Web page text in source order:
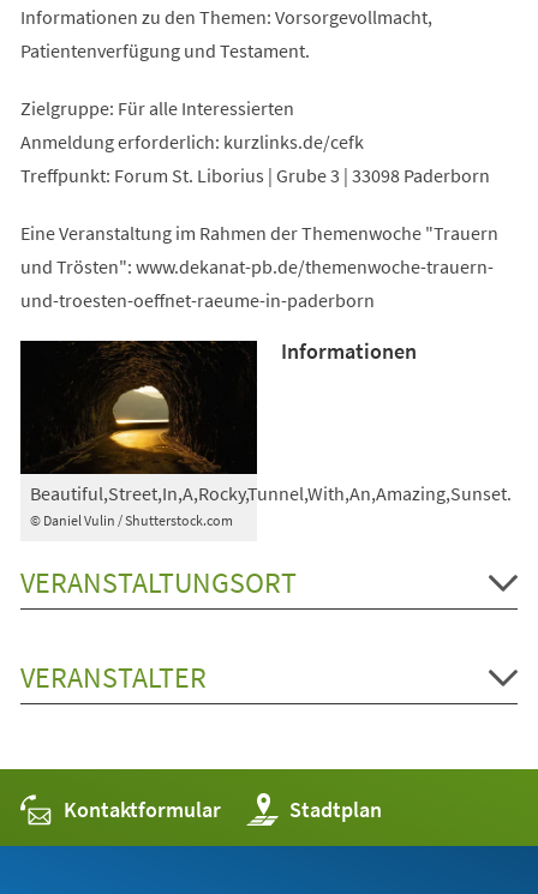
Informationen zu den Themen: Vorsorgevollmacht,
Patientenverfügung und Testament.
Zielgruppe: Für alle Interessierten
Anmeldung erforderlich: kurzlinks.de/cefk
Treffpunkt: Forum St. Liborius | Grube 3 | 33098 Paderborn
Eine Veranstaltung im Rahmen der Themenwoche "Trauern
und Trösten": www.dekanat-pb.de/themenwoche-trauern-
und-troesten-oeffnet-raeume-in-paderborn
© Daniel Vulin / Shutterstock.com
Beautiful,Street,In,A,Rocky,Tunnel,With,An,Amazing,Sunset.
Informationen
VERANSTALTUNGSORT
VERANSTALTER
Kontaktformular Stadtplan
(Öffnet
in
einem